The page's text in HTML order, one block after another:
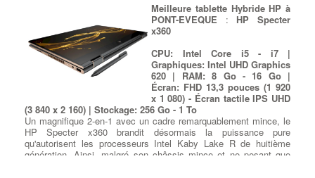
Meilleure tablette Hybride HP à
PONT-EVEQUE : HP Specter
x360
CPU: Intel Core i5 - i7 |
Graphiques: Intel UHD Graphics
620 | RAM: 8 Go - 16 Go |
Écran: FHD 13,3 pouces (1 920
x 1 080) - Écran tactile IPS UHD
(3 840 x 2 160) | Stockage: 256 Go - 1 To
Un magnifique 2-en-1 avec un cadre remarquablement mince, le
HP Specter x360 brandit désormais la puissance pure
qu'autorisent les processeurs Intel Kaby Lake R de huitième
génération. Ainsi, malgré son châssis mince et ne pesant que